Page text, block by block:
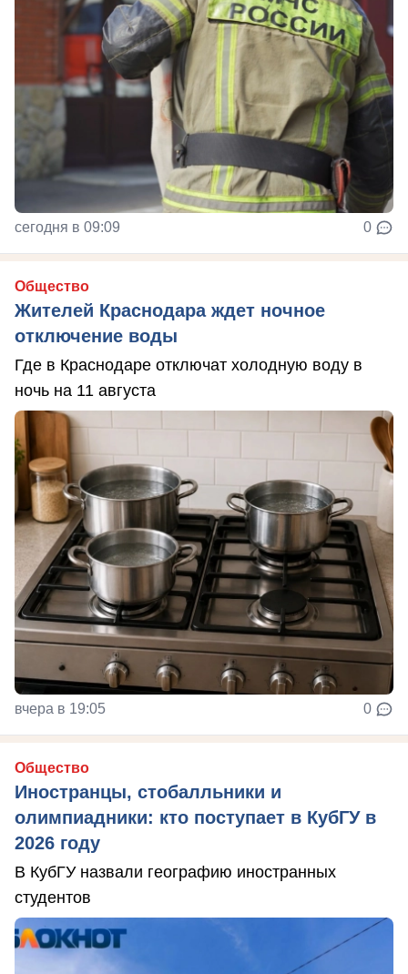
сегодня в 09:09 0
Общество
Жителей Краснодара ждет ночное
отключение воды
Где в Краснодаре отключат холодную воду в
ночь на 11 августа
вчера в 19:05 0
Общество
Иностранцы, стобалльники и
олимпиадники: кто поступает в КубГУ в
2026 году
В КубГУ назвали географию иностранных
студентов